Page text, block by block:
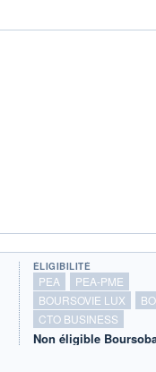
ÉLIGIBILITÉ
PEA
PEA-PME
BOURSOVIE LUX
CTO BUSINESS
Non éligible